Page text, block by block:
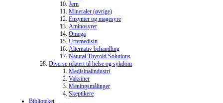
Jern
Mineraler (øvrige)
Enzymer og magesyre
Aminosyrer
Omega
Urtemedisin
Alternativ behandling
Natural Thyroid Solutions
Diverse relatert til helse og sykdom
Medisinalindustri
Vaksiner
Meningsmålinger
Skeptikere
Biblioteket